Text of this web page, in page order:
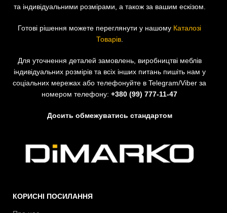
КОРИСНІ ПОСИЛАННЯ
та індивідуальними розмірами, а також за вашим ескізом.
Готові рішення можете переглянути у нашому Каталозі
Товарів.
Для уточнення деталей замовлень, виробництві меблів
індивідуальних розмірів та всіх інших питань пишіть нам у
соціальних мережах або телефонуйте в Telegram/Viber за
номером телефону:+380 (99) 777-11-47
Досить обмежуватись стандартом